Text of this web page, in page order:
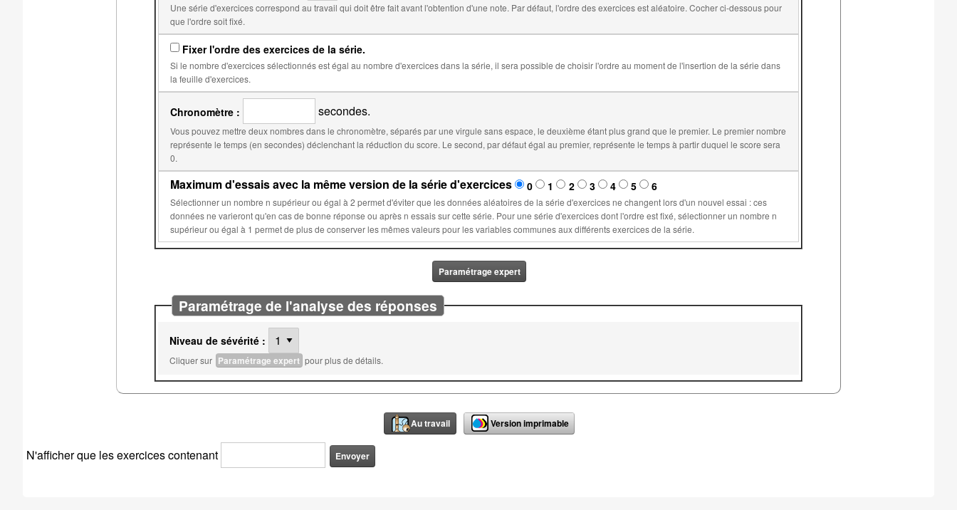
Une série d'exercices correspond au travail qui doit être fait avant l'obtention d'une note. Par défaut, l'ordre des exercices est aléatoire. Cocher ci-dessous pour
que l'ordre soit fixé.
Fixer l'ordre des exercices de la série.
Si le nombre d'exercices sélectionnés est égal au nombre d'exercices dans la série, il sera possible de choisir l'ordre au moment de l'insertion de la série dans
la feuille d'exercices.
Chronomètre : secondes.
Vous pouvez mettre deux nombres dans le chronomètre, séparés par une virgule sans espace, le deuxième étant plus grand que le premier. Le premier nombre
représente le temps (en secondes) déclenchant la réduction du score. Le second, par défaut égal au premier, représente le temps à partir duquel le score sera
0.
Maximum d'essais avec la même version de la série d'exercices 0 1 2 3 4 5 6
Sélectionner un nombre n supérieur ou égal à 2 permet d'éviter que les données aléatoires de la série d'exercices ne changent lors d'un nouvel essai : ces
données ne varieront qu'en cas de bonne réponse ou après n essais sur cette série. Pour une série d'exercices dont l'ordre est fixé, sélectionner un nombre n
supérieur ou égal à 1 permet de plus de conserver les mêmes valeurs pour les variables communes aux différents exercices de la série.
Paramétrage expert
Paramétrage de l'analyse des réponses
Niveau de sévérité :
Cliquer sur Paramétrage expert pour plus de détails.
Au travail Version imprimable
N'afficher que les exercices contenant